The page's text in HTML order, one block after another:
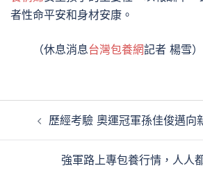
者性命平安和身材安康。
（休息消息台灣包養網記者 楊雪）
歷經考驗 奧運冠軍孫佳俊邁向
強軍路上專包養行情，人人